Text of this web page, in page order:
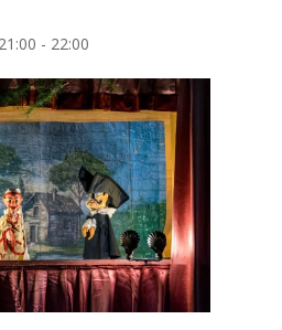
- 22:00